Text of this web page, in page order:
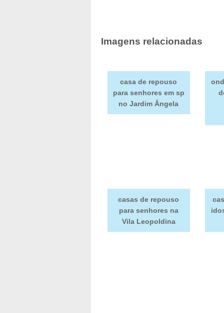
Imagens relacionadas
casa de repouso
para senhores em sp
no Jardim Ângela
casas de repouso
para senhores na
Vila Leopoldina